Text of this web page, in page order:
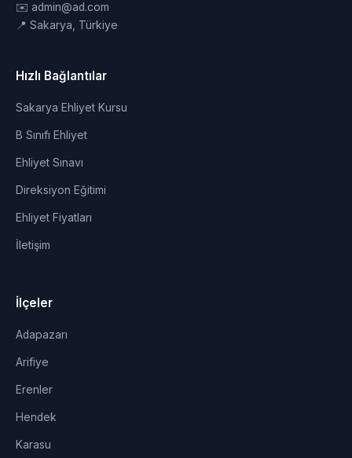
✉️ admin@ad.com
📍 Sakarya, Türkiye
Hızlı Bağlantılar
Sakarya Ehliyet Kursu
B Sınıfı Ehliyet
Ehliyet Sınavı
Direksiyon Eğitimi
Ehliyet Fiyatları
İletişim
İlçeler
Adapazarı
Arifiye
Erenler
Hendek
Karasu